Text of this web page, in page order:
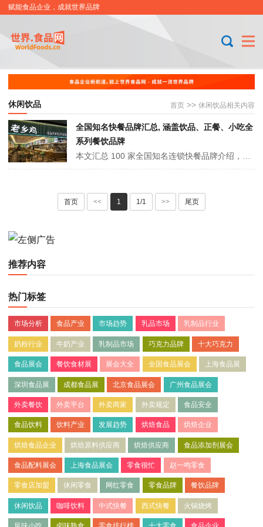
赋能食品企业，成就世界品牌
首页 >> 休闲饮品相关内容
休闲饮品
全国知名快餐品牌汇总, 涵盖饮品、正餐、小吃全
系列餐饮品牌
本文汇总 100 家全国知名连锁快餐品牌介绍，涵盖休闲饮品、咖啡、中式快餐、西式快餐、火锅烧烤、风味小吃、面包甜点、卤味熟食、异国料理等九大类别加盟。从蜜雪冰城、瑞幸咖啡等饮品品牌，到老乡鸡、肯德基等正餐品牌，再到海底捞、正新鸡排等特色品类。这些品牌凭借标准化运营、特色产品与广泛门店布局，满足不同群体需求。
首页 << 1 1/1 >> 尾页
推荐内容
热门标签
市场分析 食品产业 市场趋势 乳品市场 乳制品行业
奶粉行业 牛奶产业 乳制品市场 巧克力品牌 十大巧克力
食品展会 餐饮食材展 展会大全 全国食品展会 上海食品展
深圳食品展 成都食品展 北京食品展会 广州食品展会
外卖餐饮 外卖平台 外卖商家 外卖规定 食品安全
食品饮料 饮料产业 发展趋势 烘焙食品 烘焙企业
烘焙食品企业 烘焙原料供应商 烘焙供应商 食品添加剂展会
食品配料展会 上海食品展会 零食很忙 赵一鸣零食
零食店加盟 休闲零食 网红零食 零食品牌 餐饮品牌
休闲饮品 咖啡饮料 中式快餐 西式快餐 火锅烧烤